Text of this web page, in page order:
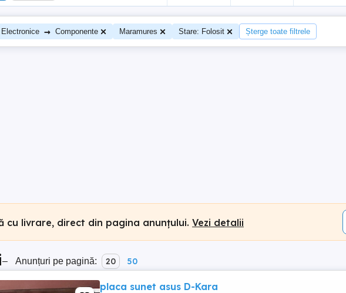
Electronice → Componente Maramures Stare: Folosit Șterge toate filtrele
cu livrare, direct din pagina anunțului. Vezi detalii
– Anunțuri pe pagină: 20 50
placa sunet asus D-Kara